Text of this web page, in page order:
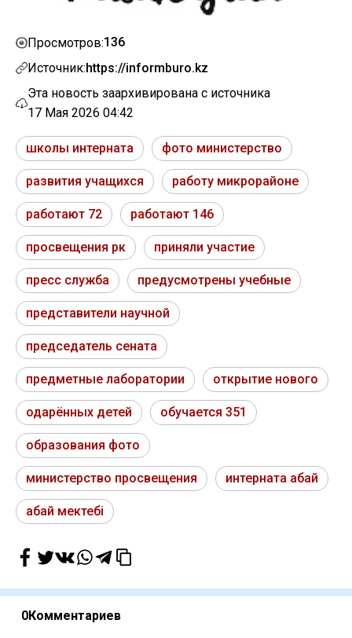
Просмотров:136
Источник:https://informburo.kz
Эта новость заархивирована с источника
17 Мая 2026 04:42
школы интерната фото министерство
развития учащихся работу микрорайоне
работают 72 работают 146
просвещения рк приняли участие
пресс служба предусмотрены учебные
представители научной
председатель сената
предметные лаборатории открытие нового
одарённых детей обучается 351
образования фото
министерство просвещения интерната абай
абай мектебі
0Комментариев